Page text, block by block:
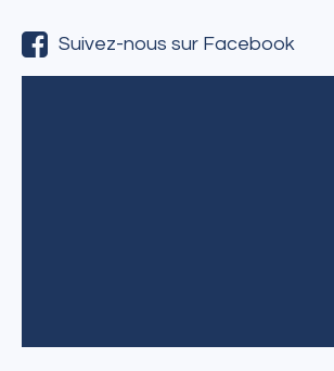
Suivez-nous sur Facebook